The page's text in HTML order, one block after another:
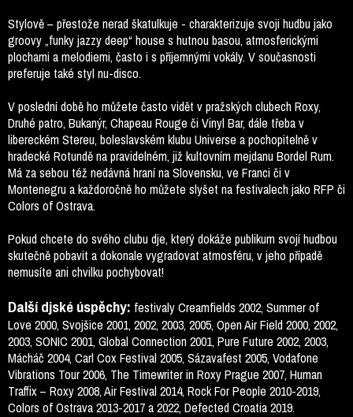
Stylově – přestože nerad škatulkuje - charakterizuje svoji hudbu jako
groovy „funky jazzy deep“ house s hutnou basou, atmosferickými
plochami a melodiemi, často i s příjemnými vokály. V současnosti
preferuje také styl nu-disco.
V poslední době ho můžete často vidět v pražských clubech Roxy,
Druhé patro, Bukanýr, Chapeau Rouge či Vinyl Bar, dále třeba v
libereckém Stereu, boleslavském klubu Universe a pochopitelně v
hradecké Rotundě na pravidelném, již kultovním mejdanu Bordel Rum.
Má za sebou též nedávná hraní na Slovensku, ve Franci či v
Montenegru a každoročně ho můžete slyšet na festivalech jako RFP či
Colors of Ostrava.
Pokud chcete do svého clubu dje, který dokáže publikum svojí hudbou
skutečně pobavit a dokonale vygradovat atmosféru, v jeho případě
nemusíte ani chvilku pochybovat!
Další djské úspěchy: festivaly Creamfields 2002, Summer of
Love 2000, Svojšice 2001, 2002, 2003, 2005, Open Air Field 2000, 2002,
2003, SONIC 2001, Global Connection 2001, Pure Future 2002, 2003,
Mácháč 2004, Carl Cox Festival 2005, Sázavafest 2005, Vodafone
Vibrations Tour 2006, The Timewriter in Roxy Prague 2007, Human
Traffix – Roxy 2008, Air Festival 2014, Rock For People 2010-2019,
Colors of Ostrava 2013-2017 a 2022, Defected Croatia 2019.